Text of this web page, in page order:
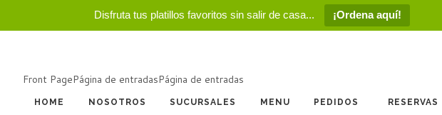
Disfruta tus platillos favoritos sin salir de casa... ¡Ordena aquí!
Front PagePágina de entradasPágina de entradas
HOME NOSOTROS SUCURSALES MENU PEDIDOS RESERVAS